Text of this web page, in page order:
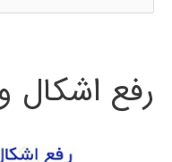
س
ج
رفع اشکال